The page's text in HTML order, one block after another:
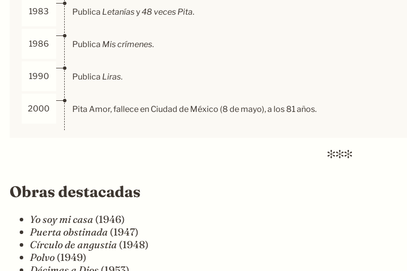
1983 Publica Letaníasy48 veces Pita.
1986 Publica Mis crímenes.
1990 Publica Liras.
2000 Pita Amor, fallece en Ciudad de México (8 de mayo), a los 81 años.
Obras destacadas
Yo soy mi casa(1946)
Puerta obstinada(1947)
Círculo de angustia(1948)
Polvo(1949)